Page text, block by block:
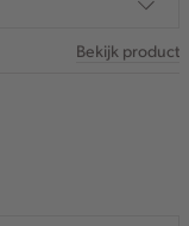
Bekijk product